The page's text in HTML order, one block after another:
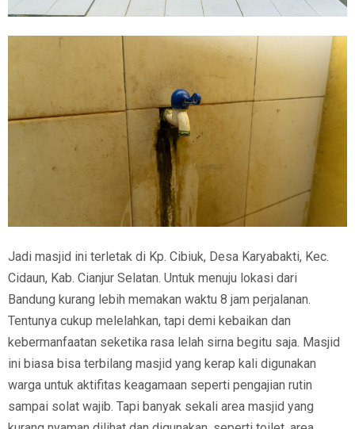
Jadi masjid ini terletak di Kp. Cibiuk, Desa Karyabakti, Kec.
Cidaun, Kab. Cianjur Selatan. Untuk menuju lokasi dari
Bandung kurang lebih memakan waktu 8 jam perjalanan.
Tentunya cukup melelahkan, tapi demi kebaikan dan
kebermanfaatan seketika rasa lelah sirna begitu saja. Masjid
ini biasa bisa terbilang masjid yang kerap kali digunakan
warga untuk aktifitas keagamaan seperti pengajian rutin
sampai solat wajib. Tapi banyak sekali area masjid yang